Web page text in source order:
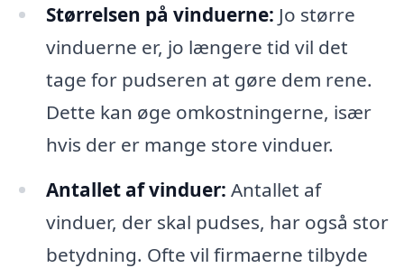
Størrelsen på vinduerne: Jo større
vinduerne er, jo længere tid vil det
tage for pudseren at gøre dem rene.
Dette kan øge omkostningerne, især
hvis der er mange store vinduer.
Antallet af vinduer: Antallet af
vinduer, der skal pudses, har også stor
betydning. Ofte vil firmaerne tilbyde